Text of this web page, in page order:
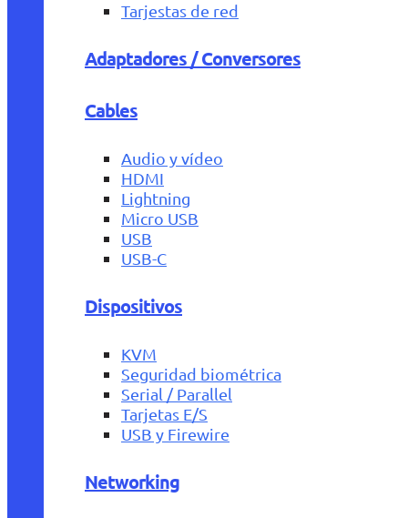
Tarjestas de red
Adaptadores / Conversores
Cables
Audio y vídeo
HDMI
Lightning
Micro USB
USB
USB-C
Dispositivos
KVM
Seguridad biométrica
Serial / Parallel
Tarjetas E/S
USB y Firewire
Networking